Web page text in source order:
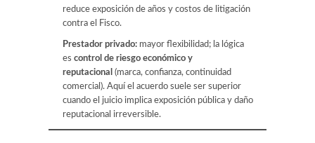
reduce exposición de años y costos de litigación
contra el Fisco.
Prestador privado: mayor flexibilidad; la lógica
es control de riesgo económico y
reputacional (marca, confianza, continuidad
comercial). Aquí el acuerdo suele ser superior
cuando el juicio implica exposición pública y daño
reputacional irreversible.